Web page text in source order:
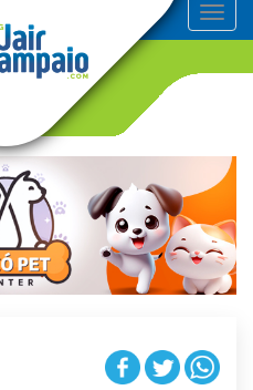
T
o
v
g
t
i
o
n